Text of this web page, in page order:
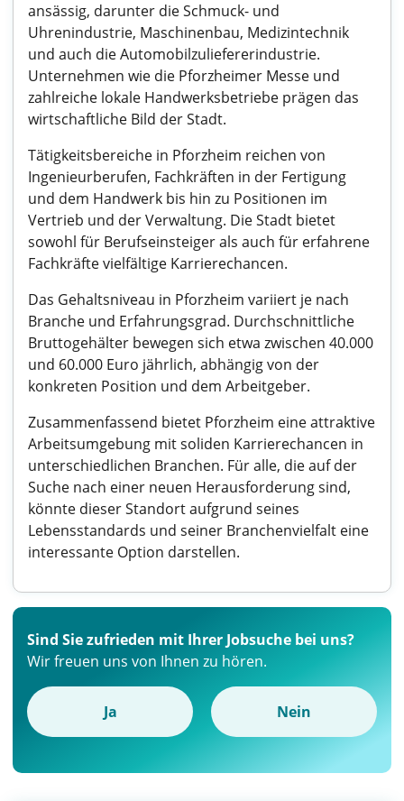
ansässig, darunter die Schmuck- und
Uhrenindustrie, Maschinenbau, Medizintechnik
und auch die Automobilzuliefererindustrie.
Unternehmen wie die Pforzheimer Messe und
zahlreiche lokale Handwerksbetriebe prägen das
wirtschaftliche Bild der Stadt.
Tätigkeitsbereiche in Pforzheim reichen von
Ingenieurberufen, Fachkräften in der Fertigung
und dem Handwerk bis hin zu Positionen im
Vertrieb und der Verwaltung. Die Stadt bietet
sowohl für Berufseinsteiger als auch für erfahrene
Fachkräfte vielfältige Karrierechancen.
Das Gehaltsniveau in Pforzheim variiert je nach
Branche und Erfahrungsgrad. Durchschnittliche
Bruttogehälter bewegen sich etwa zwischen 40.000
und 60.000 Euro jährlich, abhängig von der
konkreten Position und dem Arbeitgeber.
Zusammenfassend bietet Pforzheim eine attraktive
Arbeitsumgebung mit soliden Karrierechancen in
unterschiedlichen Branchen. Für alle, die auf der
Suche nach einer neuen Herausforderung sind,
könnte dieser Standort aufgrund seines
Lebensstandards und seiner Branchenvielfalt eine
interessante Option darstellen.
Sind Sie zufrieden mit Ihrer Jobsuche bei uns?
Wir freuen uns von Ihnen zu hören.
Ja Nein